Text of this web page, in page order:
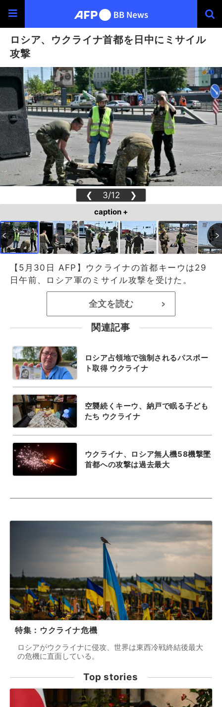
ロシア、ウクライナ首都を日中にミサイル
攻撃
❮ 3/12 ❯
caption +
【5月30日 AFP】ウクライナの首都キーウは29
日午前、ロシア軍のミサイル攻撃を受けた。
全文を読む >
関連記事
ロシア占領地で強制されるパスポー
ト取得 ウクライナ
空襲続くキーウ、納戸で眠る子ども
たち ウクライナ
ウクライナ、ロシア無人機58機撃墜
首都への攻撃は過去最大
特集：ウクライナ危機
ロシアがウクライナに侵攻、世界は東西冷戦終結後最大
の危機に直面している。
Top stories